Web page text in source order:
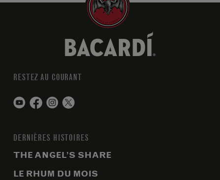
RESTEZ AU COURANT
DERNIÈRES HISTOIRES
THE ANGEL’S SHARE
LE RHUM DU MOIS